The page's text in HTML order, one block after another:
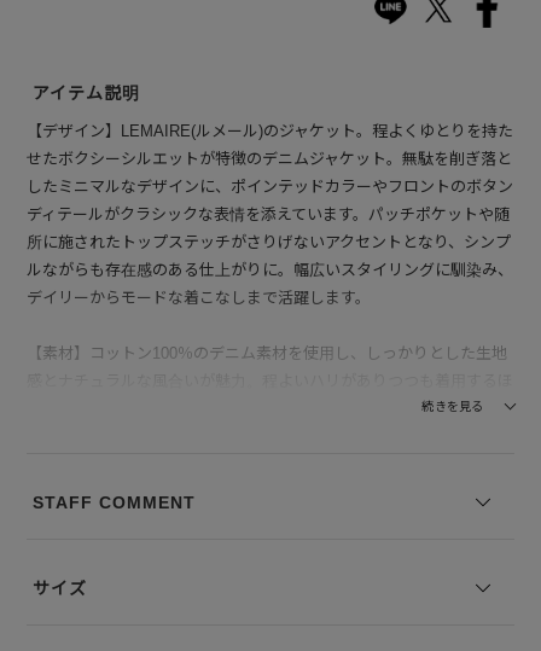
アイテム説明
【デザイン】LEMAIRE(ルメール)のジャケット。程よくゆとりを持た
せたボクシーシルエットが特徴のデニムジャケット。無駄を削ぎ落と
したミニマルなデザインに、ポインテッドカラーやフロントのボタン
ディテールがクラシックな表情を添えています。パッチポケットや随
所に施されたトップステッチがさりげないアクセントとなり、シンプ
ルながらも存在感のある仕上がりに。幅広いスタイリングに馴染み、
デイリーからモードな着こなしまで活躍します。
【素材】コットン100％のデニム素材を使用し、しっかりとした生地
どに身体に馴染み、経年変化も楽しめます。タフさと快適な着心地を
続きを見る
STAFF COMMENT
サイズ